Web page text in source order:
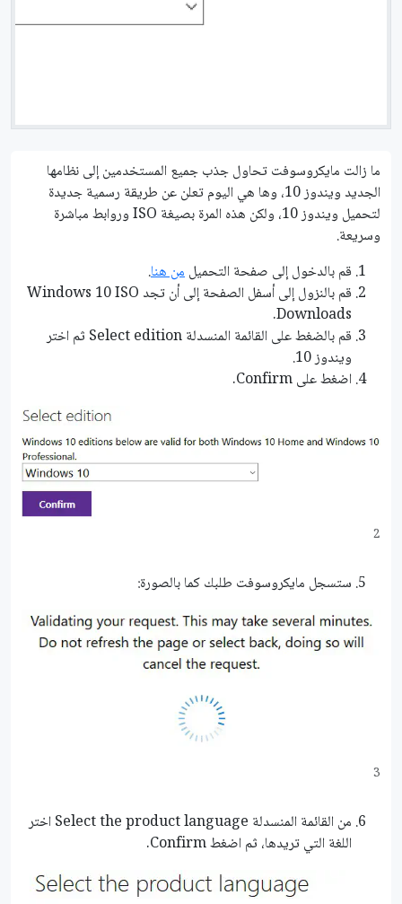
ما زالت مايكروسوفت تحاول جذب جميع المستخدمين إلى نظامها
الجديد ويندوز 10، وها هي اليوم تعلن عن طريقة رسمية جديدة
لتحميل ويندوز 10، ولكن هذه المرة بصيغة ISO وروابط مباشرة
وسريعة.
قم بالدخول إلى صفحة التحميلمن هنا.
قم بالنزول إلى أسفل الصفحة إلى أن تجد Windows 10 ISO
Downloads.
قم بالضغط على القائمة المنسدلة Select edition ثم اختر
ويندوز 10.
اضغط على Confirm.
2
ستسجل مايكروسوفت طلبك كما بالصورة:
3
من القائمة المنسدلة Select the product language اختر
اللغة التي تريدها، ثم اضغط Confirm.